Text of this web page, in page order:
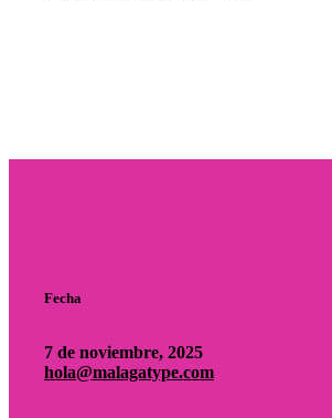
Fecha
7 de noviembre, 2025
hola@malagatype.com